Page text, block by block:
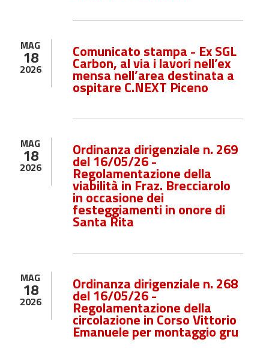
MAG
18
2026
Comunicato stampa - Ex SGL
Carbon, al via i lavori nell’ex
mensa nell’area destinata a
ospitare C.NEXT Piceno
MAG
18
2026
Ordinanza dirigenziale n. 269
del 16/05/26 -
Regolamentazione della
viabilità in Fraz. Brecciarolo
in occasione dei
festeggiamenti in onore di
Santa Rita
MAG
18
2026
Ordinanza dirigenziale n. 268
del 16/05/26 -
Regolamentazione della
circolazione in Corso Vittorio
Emanuele per montaggio gru